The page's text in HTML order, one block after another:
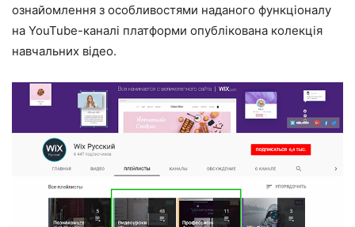
ознайомлення з особливостями наданого функціоналу
на YouTube-каналі платформи опублікована колекція
навчальних відео.